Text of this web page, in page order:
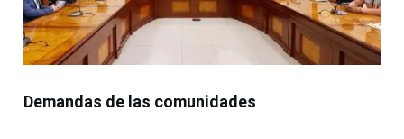
Demandas de las comunidades